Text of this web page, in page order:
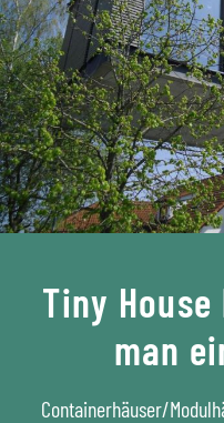
Tiny
man
Containerhäuser/